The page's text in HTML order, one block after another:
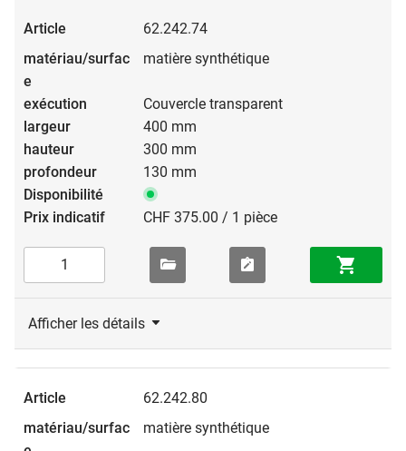
62.242.74
matière synthétique
Couvercle transparent
400 mm
300 mm
130 mm
CHF 375.00 / 1 pièce
Afficher les détails
62.242.80
matière synthétique